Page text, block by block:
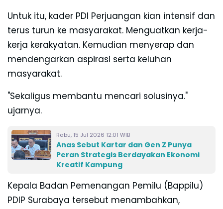
Untuk itu, kader PDI Perjuangan kian intensif dan
terus turun ke masyarakat. Menguatkan kerja-
kerja kerakyatan. Kemudian menyerap dan
mendengarkan aspirasi serta keluhan
masyarakat.
"Sekaligus membantu mencari solusinya."
ujarnya.
Rabu, 15 Jul 2026 12:01 WIB
Anas Sebut Kartar dan Gen Z Punya
Peran Strategis Berdayakan Ekonomi
Kreatif Kampung
Kepala Badan Pemenangan Pemilu (Bappilu)
PDIP Surabaya tersebut menambahkan,